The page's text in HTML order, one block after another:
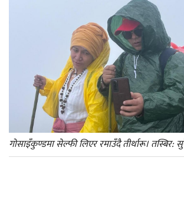
गोसाइँकुण्डमा सेल्फी लिएर रमाउँदै तीर्थारू। तस्बिर: